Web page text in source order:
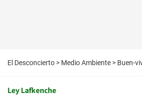
El Desconcierto > Medio Ambiente > Buen-
Ley Lafkenche